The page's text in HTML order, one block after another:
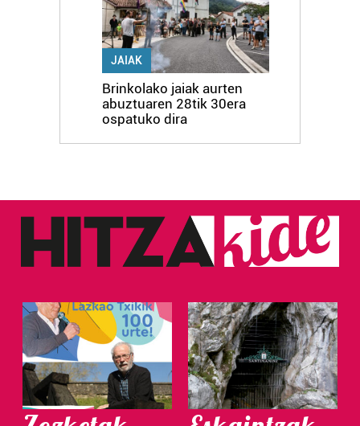
JAIAK
Brinkolako jaiak aurten
abuztuaren 28tik 30era
ospatuko dira